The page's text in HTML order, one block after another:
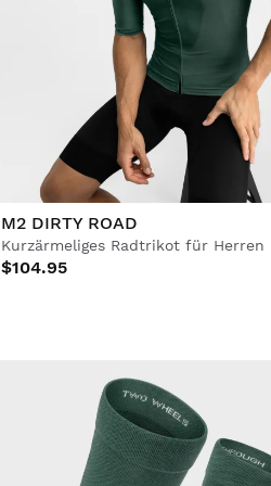
M2 DIRTY ROAD
Kurzärmeliges Radtrikot für Herren
$104.95